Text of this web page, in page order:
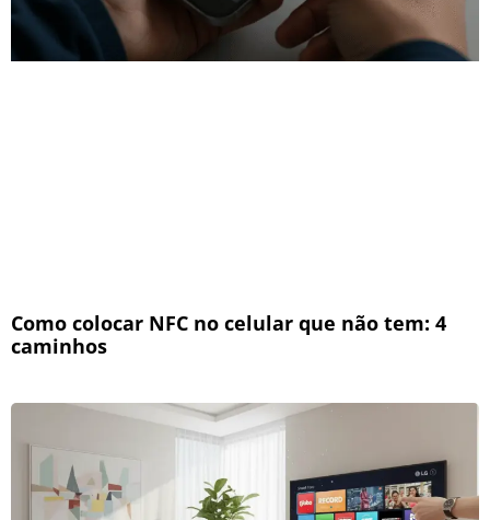
Como colocar NFC no celular que não tem: 4
caminhos